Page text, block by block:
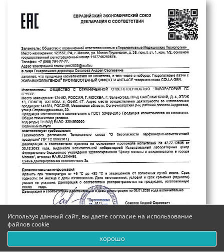
Используя данный сайт, вы даете согласие на использование
файлов cookie
хорошо
0